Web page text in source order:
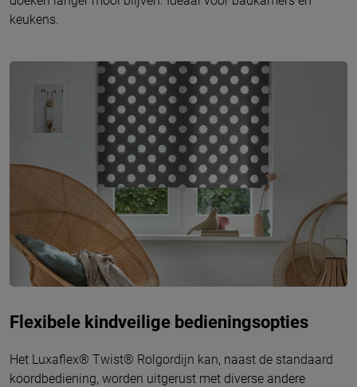
keukens.
Flexibele kindveilige bedieningsopties
Het Luxaflex® Twist® Rolgordijn kan, naast de standaard
koordbediening, worden uitgerust met diverse andere